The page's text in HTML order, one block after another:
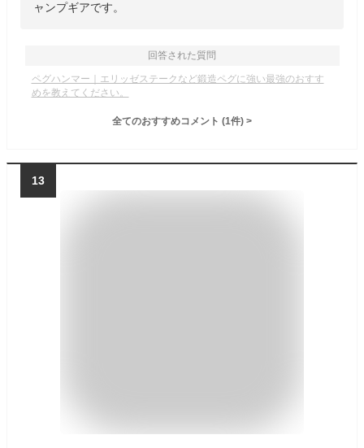
ャンプギアです。
回答された質問
ペグハンマー｜エリッゼステークなど鍛造ペグに強い最強のおすす
めを教えてください。
全てのおすすめコメント (1件) >
13